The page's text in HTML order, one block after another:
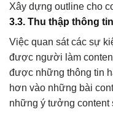
Xây dựng outline cho
3.3. Thu thập thông tin
Việc quan sát các sự
được người làm
được những thông tin
hơn vào những bài
những ý tưởng content